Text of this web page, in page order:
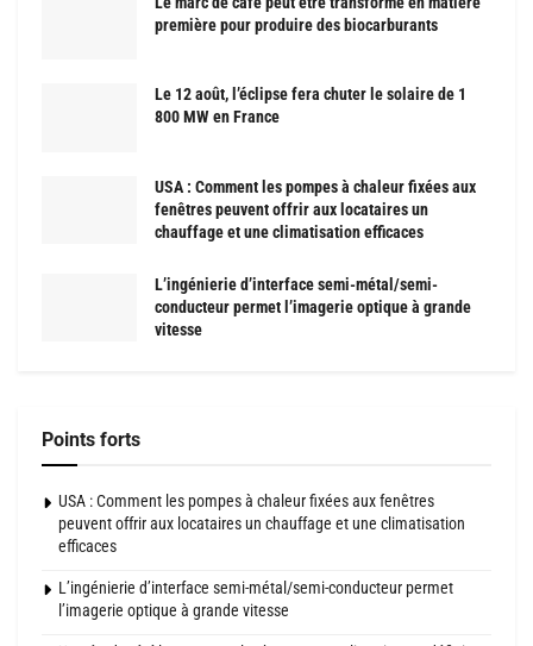
première pour produire des biocarburants
Le 12 août, l’éclipse fera chuter le solaire de 1
800 MW en France
USA : Comment les pompes à chaleur fixées aux
fenêtres peuvent offrir aux locataires un
chauffage et une climatisation efficaces
L’ingénierie d’interface semi-métal/semi-
conducteur permet l’imagerie optique à grande
vitesse
Points forts
USA : Comment les pompes à chaleur fixées aux fenêtres
peuvent offrir aux locataires un chauffage et une climatisation
efficaces
L’ingénierie d’interface semi-métal/semi-conducteur permet
l’imagerie optique à grande vitesse